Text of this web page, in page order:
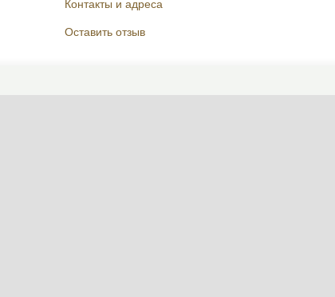
Контакты и адреса
Оставить отзыв